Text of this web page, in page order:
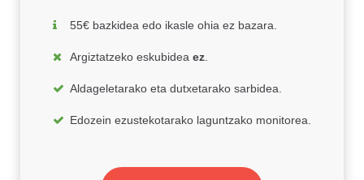
55€ bazkidea edo ikasle ohia ez bazara.
Argiztatzeko eskubideaez
Aldageletarako eta dutxetarako sarbidea.
Edozein ezustekotarako laguntzako monitorea.